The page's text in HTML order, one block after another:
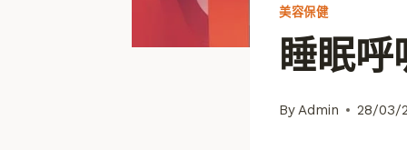
美容保健
睡眠
By Admin 28/03/